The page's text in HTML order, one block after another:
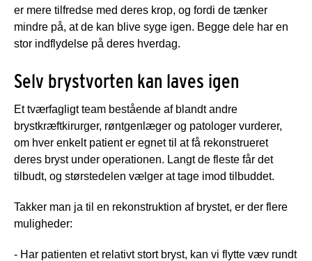
er mere tilfredse med deres krop, og fordi de tænker
mindre på, at de kan blive syge igen. Begge dele har en
stor indflydelse på deres hverdag.
Selv brystvorten kan laves igen
Et tværfagligt team bestående af blandt andre
brystkræftkirurger, røntgenlæger og patologer vurderer,
om hver enkelt patient er egnet til at få rekonstrueret
deres bryst under operationen. Langt de fleste får det
tilbudt, og størstedelen vælger at tage imod tilbuddet.
Takker man ja til en rekonstruktion af brystet, er der flere
muligheder:
- Har patienten et relativt stort bryst, kan vi flytte væv rundt